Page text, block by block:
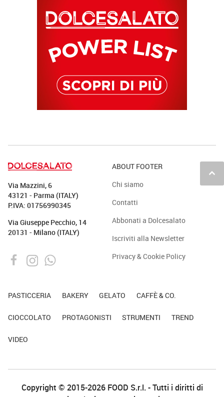
keyboard_arrow_up
Via Mazzini, 6
43121 - Parma (ITALY)
P.IVA: 01756990345
Via Giuseppe Pecchio, 14
20131 - Milano (ITALY)
ABOUT FOOTER
Chi siamo
Contatti
Abbonati a Dolcesalato
Iscriviti alla Newsletter
Privacy & Cookie Policy
PASTICCERIA BAKERY GELATO CAFFÈ & CO.
CIOCCOLATO PROTAGONISTI STRUMENTI TREND
VIDEO
Copyright © 2015-2026 FOOD S.r.l. - Tutti i diritti di